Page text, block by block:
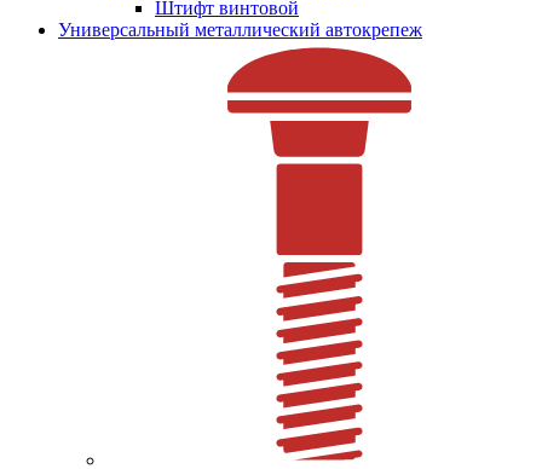
Штифт винтовой
Универсальный металлический автокрепеж